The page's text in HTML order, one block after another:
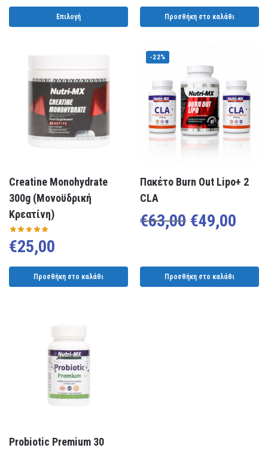
Επιλογή Προσθήκη στο καλάθι
Creatine Monohydrate
300g (Μονοϋδρική
Κρεατίνη)
€25,00
Προσθήκη στο καλάθι
-22%
Πακέτο Burn Out Lipo+ 2
CLA
€63,00 €49,00
Προσθήκη στο καλάθι
Probiotic Premium 30